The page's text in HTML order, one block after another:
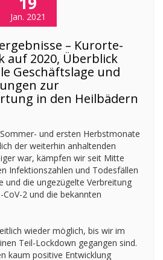
Jan. 2021
– Kurorte-
auf 2020, Überblick
Geschäftslage und
zur
in den Heilbädern
und ersten Herbstmonate
der weiterhin anhaltenden
war, kämpfen wir seit Mitte
Infektionszahlen und Todesfällen
und die ungezügelte Verbreitung
CoV-2 und die bekannten
wieder möglich, bis wir im
Teil-Lockdown gegangen sind.
kaum positive Entwicklung